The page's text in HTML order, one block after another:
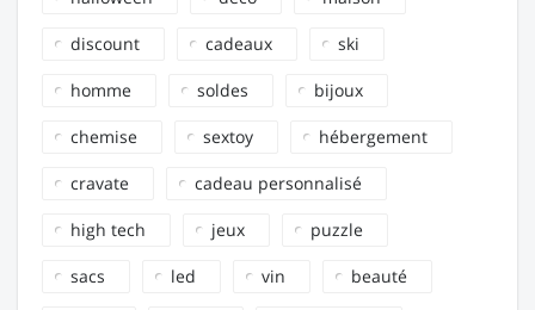
discount cadeaux ski
homme soldes bijoux
chemise sextoy hébergement
cravate cadeau personnalisé
high tech jeux puzzle
sacs led vin beauté